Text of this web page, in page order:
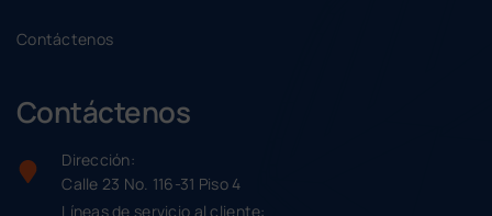
Contáctenos
Contáctenos
Dirección:
Calle 23 No. 116-31 Piso 4
Líneas de servicio al cliente: